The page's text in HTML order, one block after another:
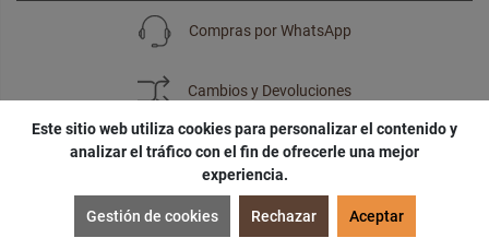
Compras por WhatsApp
Cambios y Devoluciones
SUSCRÍBETE
¡Accede acupones,ofertasynoticiasexclusivas!
Este sitio web utiliza cookies para personalizar el contenido y
analizar el tráfico con el fin de ofrecerle una mejor
experiencia.
Gestión de cookies Rechazar Aceptar